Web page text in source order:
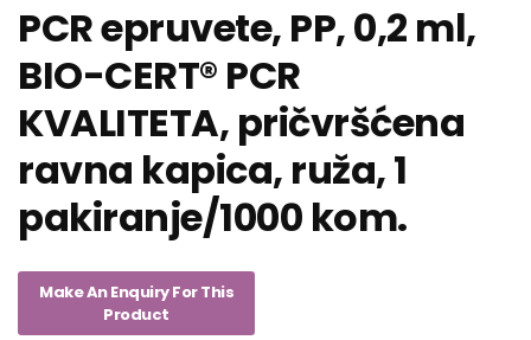
PCR epruvete, PP, 0,2 ml,
BIO-CERT® PCR
KVALITETA, pričvršćena
ravna kapica, ruža, 1
pakiranje/1000 kom.